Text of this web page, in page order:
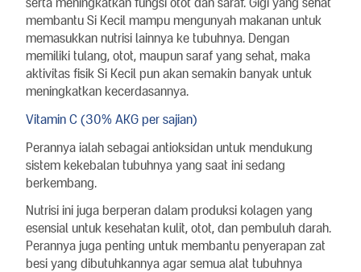
membantu Si Kecil mampu mengunyah makanan untuk
memasukkan nutrisi lainnya ke tubuhnya. Dengan
memiliki tulang, otot, maupun saraf yang sehat, maka
aktivitas fisik Si Kecil pun akan semakin banyak untuk
meningkatkan kecerdasannya.
Vitamin C (30% AKG per sajian)
Perannya ialah sebagai antioksidan untuk mendukung
sistem kekebalan tubuhnya yang saat ini sedang
berkembang.
Nutrisi ini juga berperan dalam produksi kolagen yang
esensial untuk kesehatan kulit, otot, dan pembuluh darah.
Perannya juga penting untuk membantu penyerapan zat
besi yang dibutuhkannya agar semua alat tubuhnya